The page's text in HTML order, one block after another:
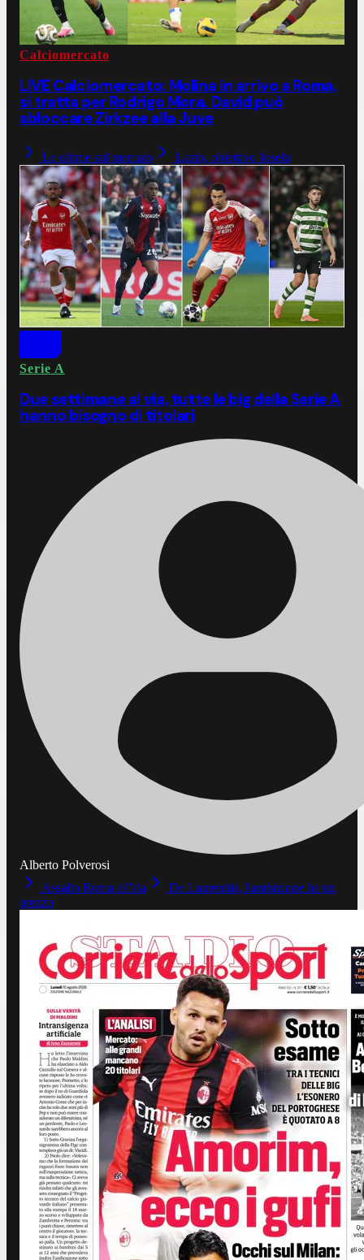
Calciomercato
LIVE Calciomercato: Molina in arrivo a Roma,
si tratta per Rodrigo Mora. David può
sbloccare Zirkzee alla Juve
Le ultime sul mercato Lazio, obiettivo Joselu
Serie A
Due settimane al via, tutte le big della Serie A
hanno bisogno di titolari
Alberto Polverosi
Assalto Roma all'ala
De Laurentiis, l'ambizione ha un
prezzo